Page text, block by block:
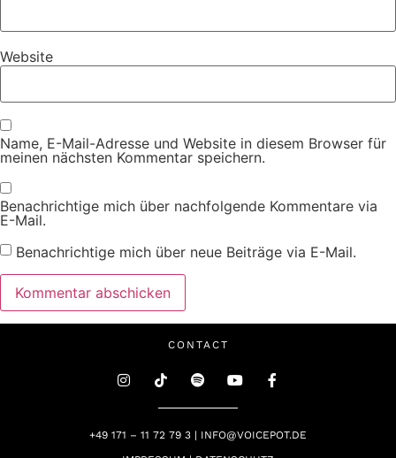
Website
Name, E-Mail-Adresse und Website in diesem Browser für
meinen nächsten Kommentar speichern.
Benachrichtige mich über nachfolgende Kommentare via
E-Mail.
Benachrichtige mich über neue Beiträge via E-Mail.
CONTACT
+49 171 – 11 72 79 3 | INFO@VOICEPOT.DE